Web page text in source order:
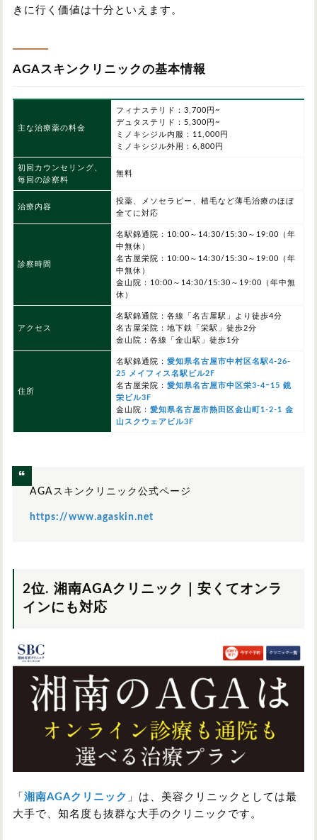
きに行く価値は十分といえます。
AGAスキンクリニックの基本情報
主な治療薬の料金
フィナステリド：3,700円~
デュタステリド：5,300円~
ミノキシジル内服：11,000円
ミノキシジル外用：6,800円
初回カウンセリング、
毎回の診察料
無料
治療内容
投薬、メソセラピー、植毛など薄毛治療のほぼ
全てに対応
診察時間
名駅錦通院：10:00～14:30/15:30～19:00（年
中無休）
名古屋栄院：10:00～14:30/15:30～19:00（年
中無休）
金山院：10:00～14:30/15:30～19:00（年中無
休）
アクセス
名駅錦通院：各線「名古屋駅」より徒歩4分
名古屋栄院：地下鉄「栄駅」徒歩2分
金山院：各線「金山駅」徒歩1分
住所
名駅錦通院： 愛知県名古屋市中村区名駅4-26-
25 メイフィス名駅ビル2F
名古屋栄院： 愛知県名古屋市中区栄3-4ｰ15 鏡
栄ビル3F
金山院： 愛知県名古屋市熱田区金山町1-2-1 金
山スクウェアビル3F
AGAスキンクリニック公式ページ
https://www.agaskin.net
2位. 湘南AGAクリニック｜安くてオンラ
インにも対応
「 湘南AGAクリニック 」は、美容クリニックとしては最
大手で、知名度も抜群な大手のクリニックです。